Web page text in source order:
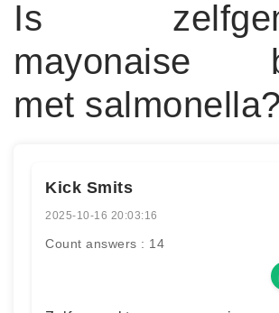
Is
mayonaise
met salmonella?
Kick Smits
2025-10-16 20:03:16
Count answers : 14